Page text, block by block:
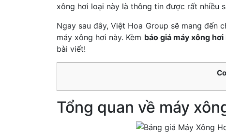
xông hơi loại này là thông tin được rất nhiều
Ngay sau đây, Việt Hoa Group sẽ mang đến
máy xông hơi này. Kèm báo giá máy xông
bài viết!
Tổng quan về máy